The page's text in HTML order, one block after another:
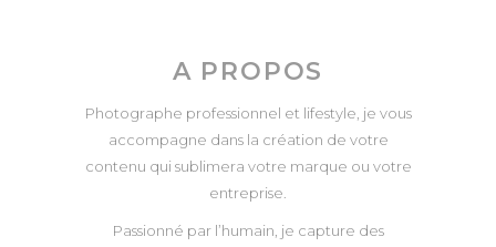
A PROPOS
Photographe professionnel et lifestyle, je vous
accompagne dans la création de votre
contenu qui sublimera votre marque ou votre
entreprise.
Passionné par l’humain, je capture des